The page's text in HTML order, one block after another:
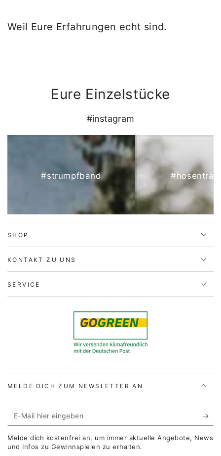
Weil Eure Erfahrungen echt sind.
Eure Einzelstücke
#instagram
#strumpfband
SHOP
KONTAKT ZU UNS
SERVICE
MELDE DICH ZUM NEWSLETTER AN
E-
Mail
hier
Melde dich kostenfrei an, um immer aktuelle Angebote, News
und Infos zu Gewinnspielen zu erhalten.